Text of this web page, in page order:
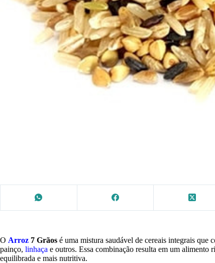
O Arroz 7 Grãos é uma mistura saudável de cereais integrais
painço, linhaça e outros. Essa combinação resulta em um alimento
equilibrada e mais nutritiva.